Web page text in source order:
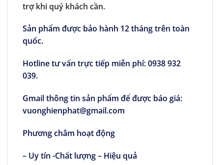
trợ khi quý khách cần.
Sản phẩm được bảo hành 12 tháng trên toàn
quốc.
Hotline tư vấn trực tiếp miễn phí: 0938 932
039.
Gmail thông tin sản phẩm để được báo giá:
vuonghienphat@gmail.com
Phương châm hoạt động
– Uy tín -Chất lượng – Hiệu quả